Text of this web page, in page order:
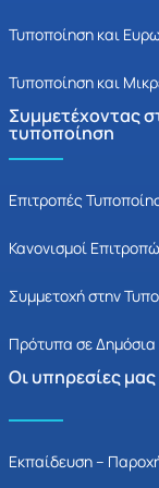
Τυποποίηση και
Τυποποίηση και
Συμμετέχοντας
τυποποίηση
Επιτροπές
Κανονισμοί
Συμμετοχή στην
Πρότυπα σε Δημόσια
Οι υπηρεσίες μας
Εκπαίδευση –